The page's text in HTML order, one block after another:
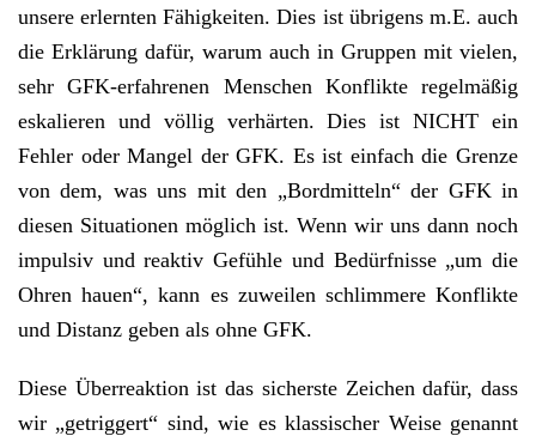
unsere erlernten Fähigkeiten. Dies ist übrigens m.E. auch
die Erklärung dafür, warum auch in Gruppen mit vielen,
sehr GFK-erfahrenen Menschen Konflikte regelmäßig
eskalieren und völlig verhärten. Dies ist NICHT ein
Fehler oder Mangel der GFK. Es ist einfach die Grenze
von dem, was uns mit den „Bordmitteln“ der GFK in
diesen Situationen möglich ist. Wenn wir uns dann noch
impulsiv und reaktiv Gefühle und Bedürfnisse „um die
Ohren hauen“, kann es zuweilen schlimmere Konflikte
und Distanz geben als ohne GFK.
Diese Überreaktion ist das sicherste Zeichen dafür, dass
wir „getriggert“ sind, wie es klassischer Weise genannt